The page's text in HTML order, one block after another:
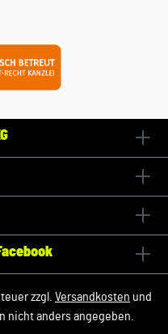
zzgl. Versandkosten und
nicht anders angegeben.